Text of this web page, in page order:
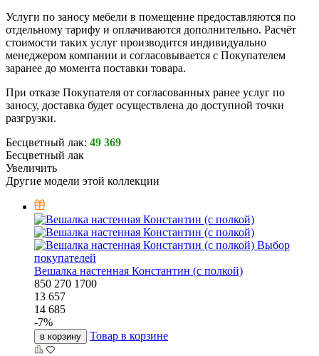
Услуги по заносу мебели в помещение предоставляются по
отдельному тарифу и оплачиваются дополнительно. Расчёт
стоимости таких услуг производится индивидуально
менеджером компании и согласовывается с Покупателем
заранее до момента поставки товара.
При отказе Покупателя от согласованных ранее услуг по
заносу, доставка будет осуществлена до доступной точки
разгрузки.
Бесцветный лак: 49 369
Бесцветный лак
Увеличить
Другие модели этой коллекции
Выбор
покупателей
Вешалка настенная Константин (с полкой)
850 270 1700
13 657
14 685
-7%
в корзину Товар в корзине